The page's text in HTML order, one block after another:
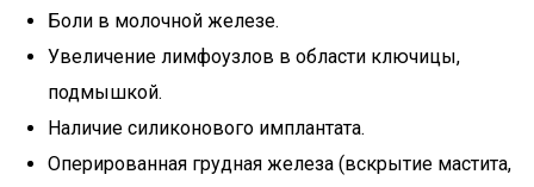
Боли в молочной железе.
Увеличение лимфоузлов в области ключицы,
подмышкой.
Наличие силиконового имплантата.
Оперированная грудная железа (вскрытие мастита,